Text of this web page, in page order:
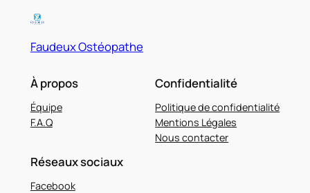
Faudeux Ostéopathe
À propos
Équipe
F.A.Q
Confidentialité
Politique de confidentialité
Mentions Légales
Nous contacter
Réseaux sociaux
Facebook